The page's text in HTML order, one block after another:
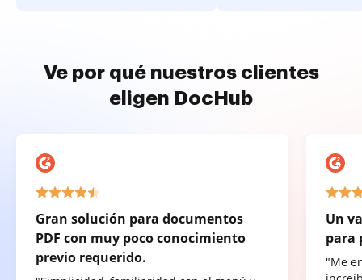
Ve por qué nuestros clientes
eligen DocHub
Gran solución para documentos
PDF con muy poco conocimiento
previo requerido.
Un
para
"Me